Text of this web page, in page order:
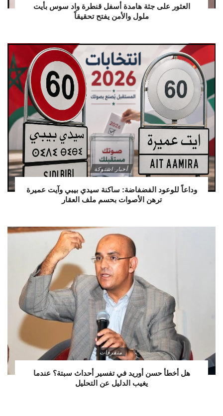
العثور على جثة هامدة أسفل قنطرة واد سوس بأيت
ملول والأمن يفتح تحقيقاً
أخبار اشتوكة
وداعاً للوعود الفضفاضة: ساكنة سيدي بيبي وآيت عميرة
ترهن الأصوات بحسم ملف العقار
متفرقات
هل أخطأ حسن أوريد في تفسير أحداث سبتة؟ عندما
يغيب الدليل عن التحليل